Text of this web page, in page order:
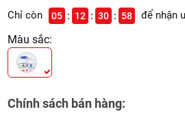
Chỉ còn 05 12 30 56 để nhận
Màu sắc:
Chính sách bán hàng: